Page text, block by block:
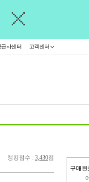
급사센터 고객센터
구매완
오
랭킹점수 : 3,430점